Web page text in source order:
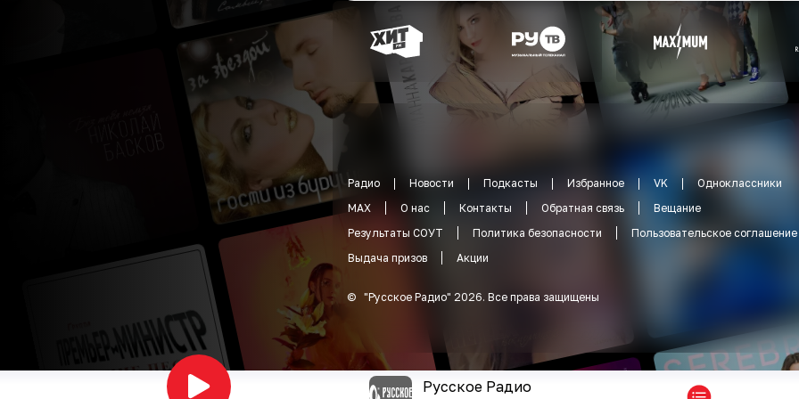
Радио Новости Подкасты Избранное VK
Одноклассники
MAX
О нас Контакты Обратная связь
Вещание
Результаты СОУТ
Политика безопасности
Пользовательское соглашение
Выдача призов
Акции
© "Русское Радио" 2026. Все права защищены
Русское Радио